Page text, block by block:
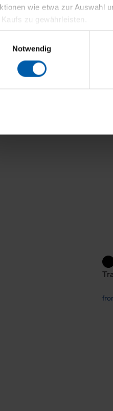
wie etwa zur Auswahl
zu gewährleisten.
die Darstellung
für Marketing-, Statistik-
Sie auf "Alle erlauben",
dürfen. Über die
Notwendig